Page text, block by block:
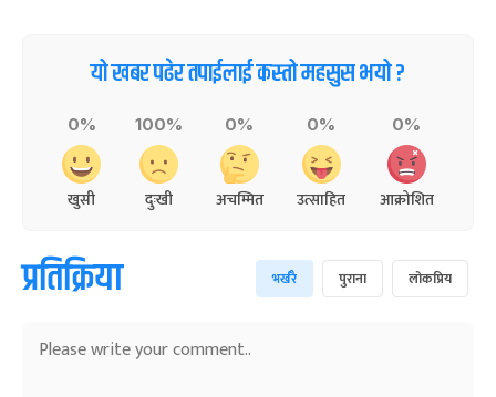
यो खबर पढेर तपाईलाई कस्तो महसुस भयो ?
0%
खुसी
100%
दुःखी
0%
अचम्मित
0%
उत्साहित
0%
आक्रोशित
प्रतिक्रिया भर्खरै पुराना लोकप्रिय